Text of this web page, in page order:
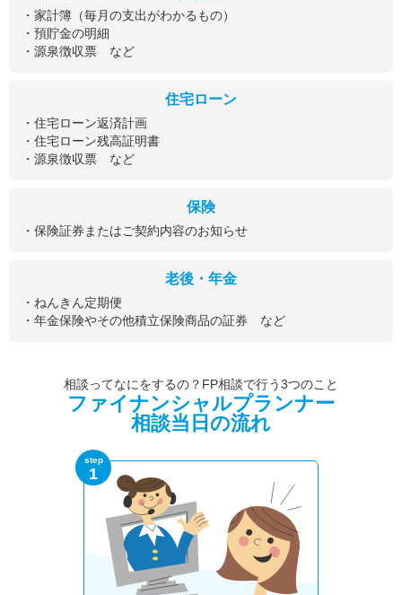
・家計簿（毎月の支出がわかるもの）
・預貯金の明細
・源泉徴収票 など
住宅ローン
・住宅ローン返済計画
・住宅ローン残高証明書
・源泉徴収票 など
保険
・保険証券またはご契約内容のお知らせ
老後・年金
・ねんきん定期便
・年金保険やその他積立保険商品の証券 など
相談ってなにをするの？FP相談で行う3つのこと
ファイナンシャルプランナー
相談当日の流れ
step
1